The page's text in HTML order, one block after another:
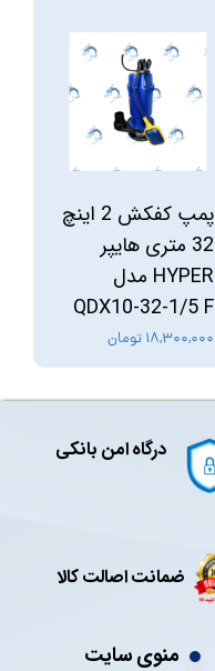
پمپ کفکش 2 اینچ
32 متری هایپر
HYPER مدل
QDX10-32-1/5 F
۱۸,۳۰۰,۰۰۰ تومان
منوی سایت
درگاه امن بانکی
ضمانت اصالت کالا